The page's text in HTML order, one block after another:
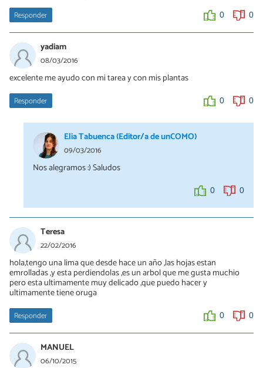
Responder 0 0
yadiam
08/03/2016
excelente me ayudo con mi tarea y con mis plantas
Responder 0 0
Elia Tabuenca (Editor/a de unCOMO)
09/03/2016
Nos alegramos :) Saludos
0 0
Teresa
22/02/2016
hola,tengo una lima que desde hace un año ,las hojas estan
emrolladas ,y esta perdiendolas ,es un arbol que me gusta muchio
pero esta ultimamente muy delicado ,que puedo hacer y
ultimamente tiene oruga
Responder 0 0
MANUEL
06/10/2015